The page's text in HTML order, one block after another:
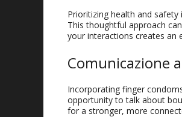
Prioritizing health and safety
This thoughtful approach
your interactions creates an
Comunicazione
Incorporating finger
opportunity to talk about
for a stronger, more